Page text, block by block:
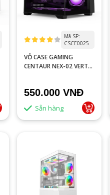
Mã SP:
CSCE0025
VỎ CASE GAMING
CENTAUR NEX-02 VERTEX
550.000 VNĐ
Sẵn hàng